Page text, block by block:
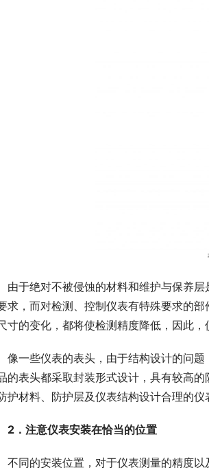
于绝对不被侵蚀的材料和维护与保养层
求，而对检测、控制仪表有特殊要求的
寸的变化，都将使检测精度降低，因此
一些仪表的表头，由于结构设计的问题
的表头都采取封装形式设计，具有较高
护材料、防护层及仪表结构设计合理的仪
2．注意仪表安装在恰当的位置
同的安装位置，对于仪表测量的精度以